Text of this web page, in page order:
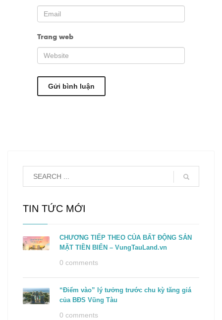
Trang web
TIN TỨC MỚI
CHƯƠNG TIẾP THEO CỦA BẤT ĐỘNG SẢN
MẶT TIỀN BIỂN – VungTauLand.vn
0 comments
“Điểm vào” lý tưởng trước chu kỳ tăng giá
của BĐS Vũng Tàu
0 comments